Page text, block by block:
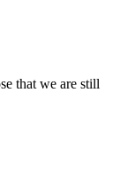
that we are still